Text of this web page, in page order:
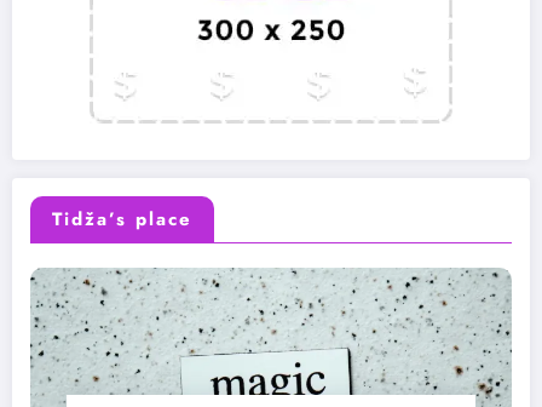
Tidža’s place